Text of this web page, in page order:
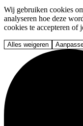
Wij gebruiken cookies
analyseren hoe deze
cookies te accepteren of
Alles weigeren